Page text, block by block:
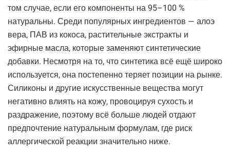
том случае, если его компоненты на 95–100 %
натуральны. Среди популярных ингредиентов — алоэ
вера, ПАВ из кокоса, растительные экстракты и
эфирные масла, которые заменяют синтетические
добавки. Несмотря на то, что синтетика всё ещё широко
используется, она постепенно теряет позиции на рынке.
Силиконы и другие искусственные вещества могут
негативно влиять на кожу, провоцируя сухость и
раздражение, поэтому всё больше людей отдают
предпочтение натуральным формулам, где риск
аллергической реакции значительно ниже.